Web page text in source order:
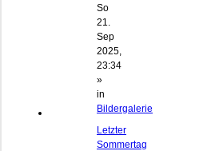
So
21.
Sep
2025,
23:34
»
in
Bildergalerie
Letzter
Sommertag